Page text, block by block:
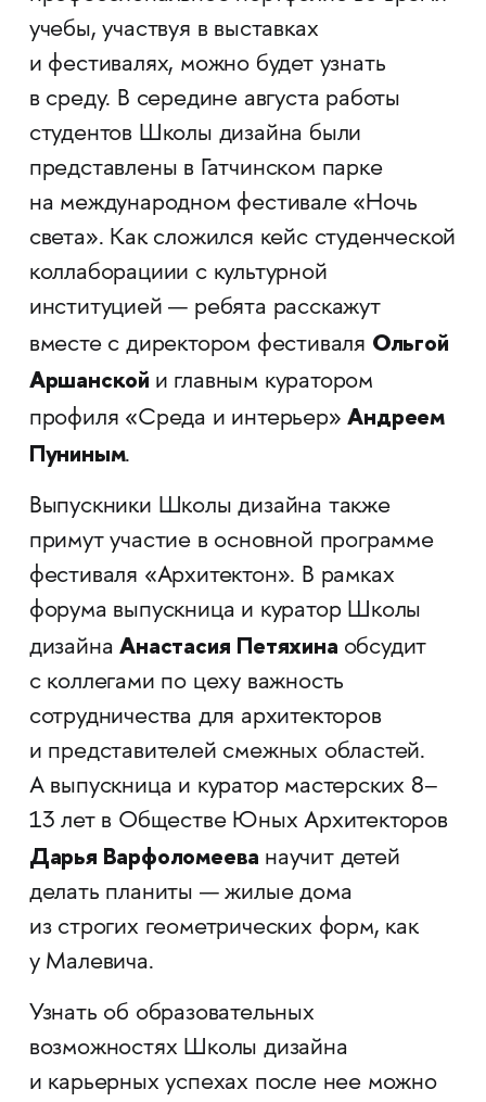
учебы, участвуя в выставках
и фестивалях, можно будет узнать
в среду. В середине августа работы
студентов Школы дизайна были
представлены в Гатчинском парке
на международном фестивале «Ночь
света». Как сложился кейс студенческой
коллаборациии с культурной
институцией — ребята расскажут
вместе с директором фестиваля Ольгой
Аршанской и главным куратором
профиля «Среда и интерьер»Андреем
Пуниным.
Выпускники Школы дизайна также
примут участие в основной программе
фестиваля «Архитектон». В рамках
форума выпускница и куратор Школы
дизайнаАнастасия Петяхина обсудит
с коллегами по цеху важность
сотрудничества для архитекторов
и представителей смежных областей.
А выпускница и куратор мастерских 8–
13 лет в Обществе Юных Архитекторов
Дарья Варфоломеева научит детей
делать планиты — жилые дома
из строгих геометрических форм, как
у Малевича.
Узнать об образовательных
возможностях Школы дизайна
и карьерных успехах после нее можно